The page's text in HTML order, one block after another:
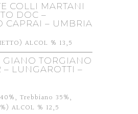
COLLI MARTANI
DOC –
CAPRAI – UMBRIA
ALCOL % 13,5
GIANO TORGIANO
– LUNGAROTTI –
Trebbiano 35%,
ALCOL % 12,5